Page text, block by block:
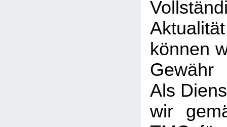
können
Gewähr
Als
wir